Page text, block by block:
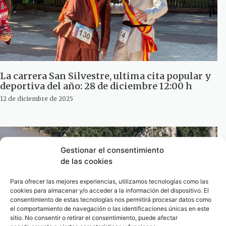
Gestionar el consentimiento
de las cookies
Para ofrecer las mejores experiencias, utilizamos tecnologías como las
cookies para almacenar y/o acceder a la información del dispositivo. El
consentimiento de estas tecnologías nos permitirá procesar datos como
el comportamiento de navegación o las identificaciones únicas en este
sitio. No consentir o retirar el consentimiento, puede afectar
La carrera San Silvestre, ultima cita popular y
deportiva del año: 28 de diciembre 12:00 h
12 de diciembre de 2025